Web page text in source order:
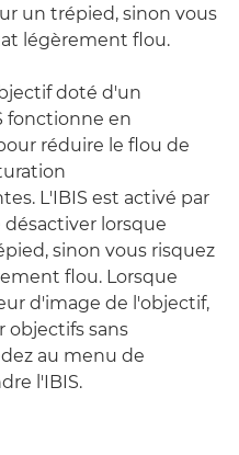
un trépied, sinon vous
légèrement flou.
doté d'un
fonctionne en
réduire le flou de
L'IBIS est activé par
lorsque
sinon vous risquez
flou. Lorsque
d'image de l'objectif,
objectifs sans
au menu de
l'IBIS.